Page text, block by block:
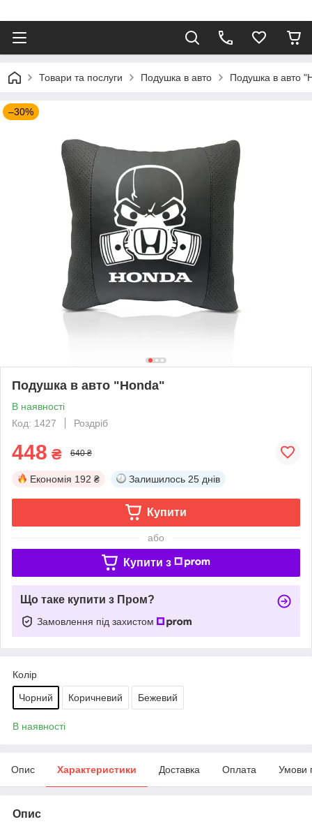
Товари та послуги Подушка в авто Подушка в авто
–30%
Подушка в авто "Honda"
В наявності
Код: 1427
Роздріб
448 ₴ 640 ₴
Економія 192 ₴ Залишилось 25 днів
Купити
або
Купити з
Що таке купити з Пром?
Замовлення під захистом
Колір
Чорний Коричневий Бежевий
В наявності
Опис Характеристики Доставка Оплата Умови
Опис